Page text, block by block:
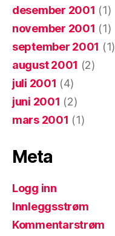
desember 2001 (1)
november 2001 (1)
september 2001 (1)
august 2001 (2)
juli 2001 (4)
juni 2001 (2)
mars 2001 (1)
Meta
Logg inn
Innleggsstrøm
Kommentarstrøm